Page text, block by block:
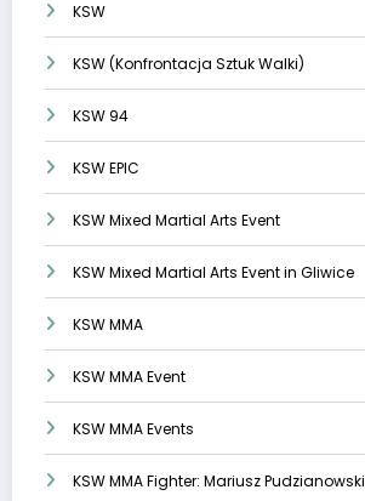
KSW
KSW (Konfrontacja Sztuk Walki)
KSW 94
KSW EPIC
KSW Mixed Martial Arts Event
KSW Mixed Martial Arts Event in Gliwice
KSW MMA
KSW MMA Event
KSW MMA Events
KSW MMA Fighter: Mariusz Pudzianowski